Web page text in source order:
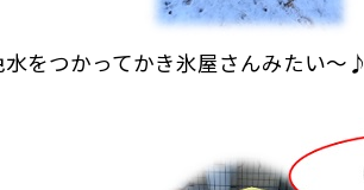
水をつかってかき氷屋さんみたい～♪